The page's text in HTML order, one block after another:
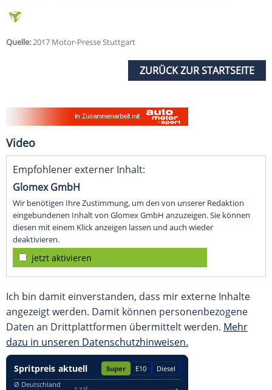
Quelle:2017 Motor-Presse Stuttgart
ZURÜCK ZUR STARTSEITE
Video
Empfohlener externer Inhalt:
Glomex GmbH
Wir benötigen Ihre Zustimmung, um den von unserer Redaktion
eingebundenen Inhalt von Glomex GmbH anzuzeigen. Sie können
diesen mit einem Klick anzeigen lassen und auch wieder
deaktivieren.
jetzt aktivieren
Ich bin damit einverstanden, dass mir externe Inhalte
angezeigt werden. Damit können personenbezogene
Daten an Drittplattformen übermittelt werden. Mehr
dazu in unseren Datenschutzhinweisen.